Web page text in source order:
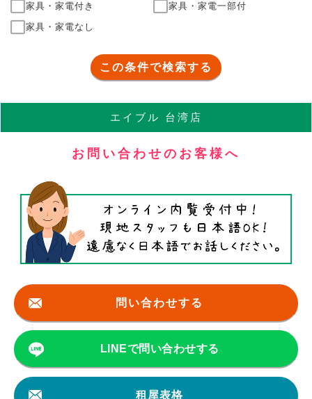
家具・家電付き
家具・家電一部付
家具・家電なし
この条件で検索する
エイブル 台湾店
お問い合わせのお客様へ
問い合わせする
LINEで問い合わせする
租屋表格